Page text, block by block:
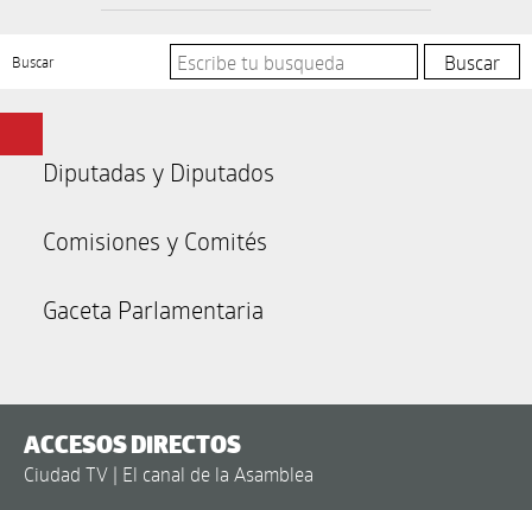
Buscar
Diputadas y Diputados
Comisiones y Comités
Gaceta Parlamentaria
ACCESOS DIRECTOS
Ciudad TV | El canal de la Asamblea